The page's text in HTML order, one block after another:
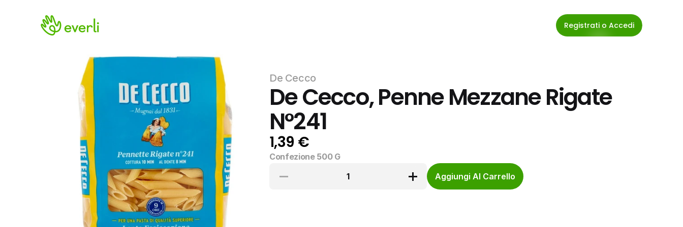
Registrati o Accedi
De Cecco
De Cecco, Penne Mezzane Rigate
N°241
1,39 €
Confezione 500 G
1
Aggiungi Al Carrello